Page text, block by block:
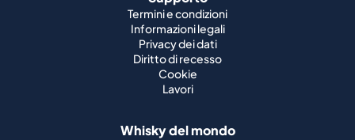
Termini e condizioni
Informazioni legali
Privacy dei dati
Diritto di recesso
Cookie
Lavori
Whisky del mondo